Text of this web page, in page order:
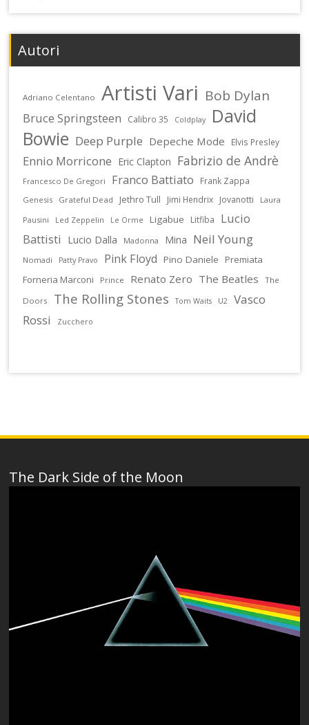
Autori
Adriano Celentano Artisti Vari Bob Dylan
Bruce Springsteen Calibro 35 Coldplay
David
Bowie Deep Purple Depeche Mode Elvis Presley
Ennio Morricone Eric Clapton Fabrizio de Andrè
Francesco De Gregori Franco Battiato Frank Zappa
Genesis Grateful Dead Jethro Tull Jimi Hendrix Jovanotti
Laura
Pausini
Led Zeppelin Le Orme Ligabue Litfiba
Lucio
Battisti
Lucio Dalla Madonna Mina Neil Young
Nomadi Patty Pravo Pink Floyd Pino Daniele
Premiata
Forneria Marconi
Prince Renato Zero The Beatles
The
Doors
The Rolling Stones Tom Waits U2
Vasco
Rossi
Zucchero
The Dark Side of the Moon